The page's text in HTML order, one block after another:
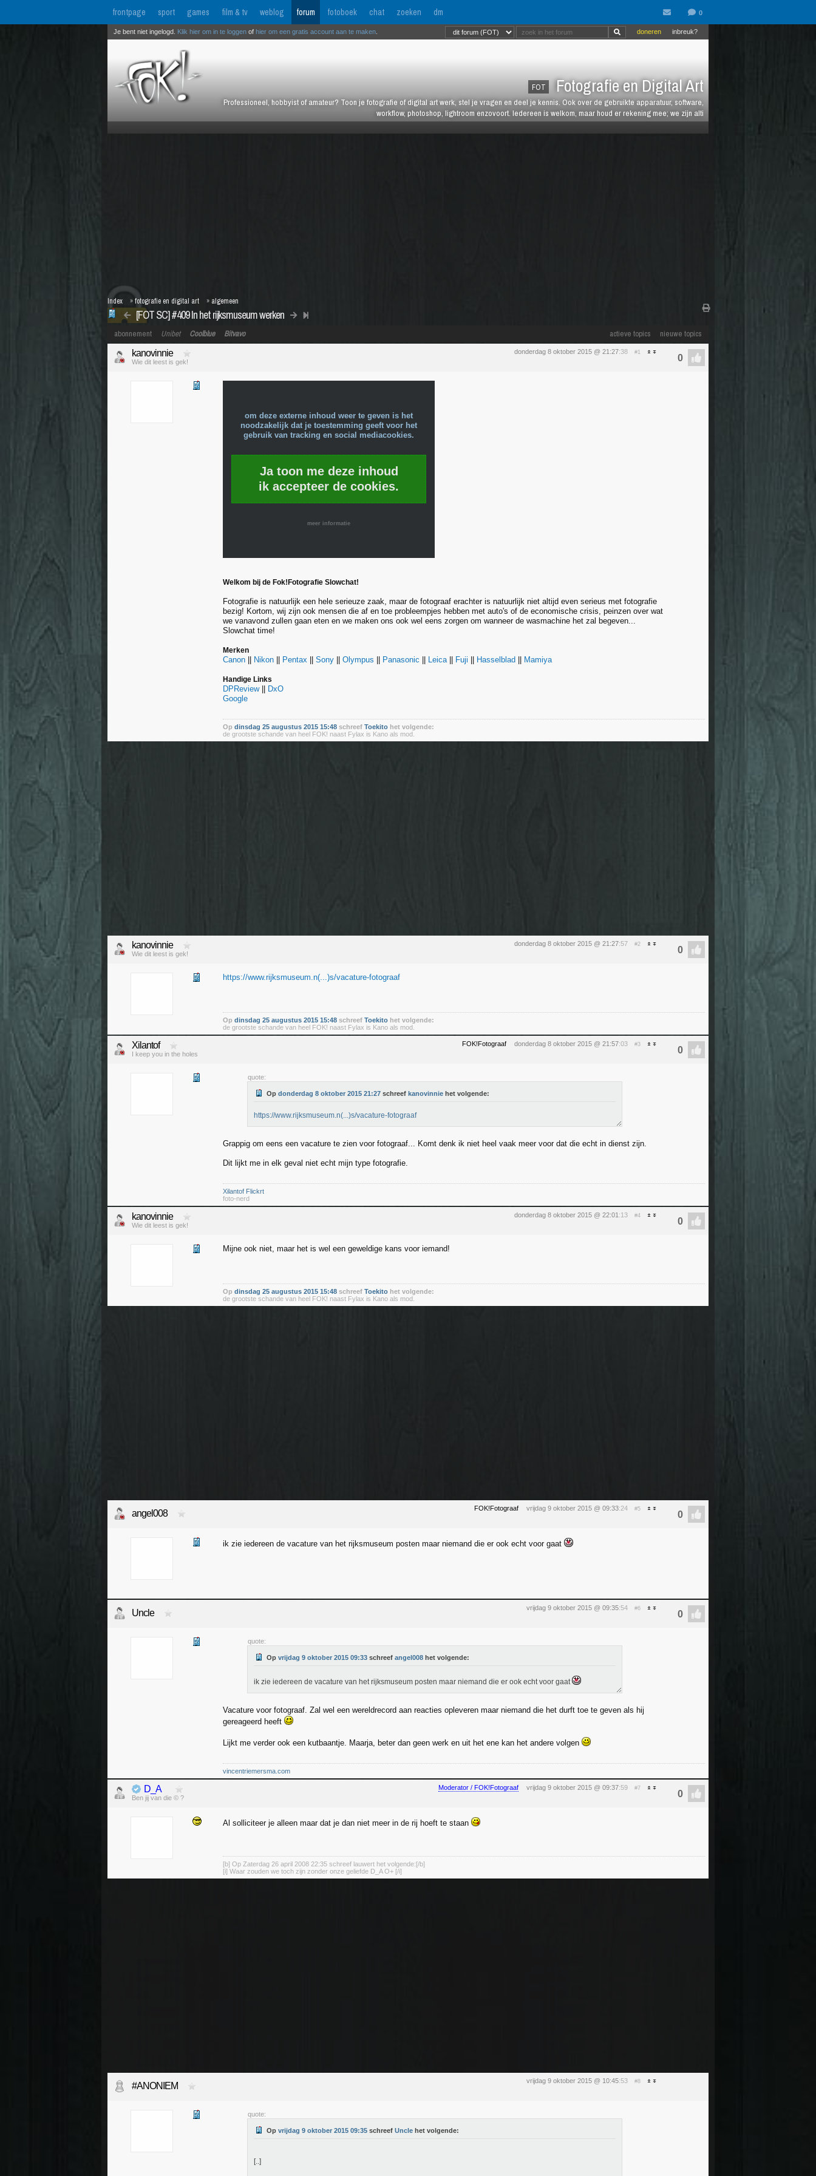
frontpage sport games film & tv weblog forum fotoboek chat zoeken dm
FOT Fotografie en Digital Art
Professioneel, hobbyist of amateur? Toon je fotografie of digital art werk, stel je vragen en deel je kennis. Ook over de gebruikte apparatuur, software,
workflow, photoshop, lightroom enzovoort. Iedereen is welkom, maar houd er rekening mee; we zijn alti
inbreuk?
doneren
Je bent niet ingelogd. Klik hier om in te loggen of hier om een gratis account aan te maken
[FOT SC] #409 In het rijksmuseum werken
Index »fotografie en digital art » algemeen
actieve topics nieuwe topics
abonnement Unibet Coolblue Bitvavo
donderdag 8 oktober 2015 @ 21:27:38 #1
kanovinnie
Wie dit leest is gek!
om deze externe inhoud weer te geven is het
noodzakelijk dat je toestemming geeft voor het
gebruik van tracking en social mediacookies.
Ja toon me deze inhoud
ik accepteer de cookies.
meer informatie
Welkom bij de Fok!Fotografie Slowchat!
Fotografie is natuurlijk een hele serieuze zaak, maar de fotograaf erachter is natuurlijk niet altijd even serieus met fotografie
bezig! Kortom, wij zijn ook mensen die af en toe probleempjes hebben met auto's of de economische crisis, peinzen over wat
we vanavond zullen gaan eten en we maken ons ook wel eens zorgen om wanneer de wasmachine het zal begeven...
Slowchat time!
Merken
Canon Nikon Pentax Sony Olympus Panasonic Leica|| Fuji Hasselblad Mamiya
Handige Links
DPReview||
DxO
Google
Op dinsdag 25 augustus 2015 15:48 schreef Toekito het volgende:
de grootste schande van heel FOK! naast Fylax is Kano als mod.
donderdag 8 oktober 2015 @ 21:27:57 #2
kanovinnie
Wie dit leest is gek!
https://www.rijksmuseum.n(...)s/vacature-fotograaf
Op dinsdag 25 augustus 2015 15:48 schreef Toekito het volgende:
de grootste schande van heel FOK! naast Fylax is Kano als mod.
FOK!Fotograaf donderdag 8 oktober 2015 @ 21:57:03 #3
Xilantof
I keep you in the holes
quote:
Op donderdag 8 oktober 2015 21:27 schreef kanovinnie het volgende:
https://www.rijksmuseum.n(...)s/vacature-fotograaf
Grappig om eens een vacature te zien voor fotograaf... Komt denk ik niet heel vaak meer voor dat die echt in dienst zijn.
Dit lijkt me in elk geval niet echt mijn type fotografie.
Xilantof Flickrt
foto-nerd
donderdag 8 oktober 2015 @ 22:01 :13 #4
kanovinnie
Wie dit leest is gek!
Mijne ook niet, maar het is wel een geweldige kans voor iemand!
Op dinsdag 25 augustus 2015 15:48 schreef Toekito het volgende:
de grootste schande van heel FOK! naast Fylax is Kano als mod.
FOK!Fotograaf vrijdag 9 oktober 2015 @ 09:33:24 #5
angel008
ik zie iedereen de vacature van het rijksmuseum posten maar niemand die er ook echt voor gaat
vrijdag 9 oktober 2015 @ 09:35:54 #6
Uncle
quote:
Op vrijdag 9 oktober 2015 09:33 schreef angel008 het volgende:
ik zie iedereen de vacature van het rijksmuseum posten maar niemand die er ook echt voor gaat
Vacature voor fotograaf. Zal wel een wereldrecord aan reacties opleveren maar niemand die het durft toe te geven als hij
gereageerd heeft
Lijkt me verder ook een kutbaantje. Maarja, beter dan geen werk en uit het ene kan het andere volgen
vincentriemersma.com
Moderator / FOK!Fotograaf vrijdag 9 oktober 2015 @ 09:37:59 #7
D_A
Ben jij van die © ?
Al solliciteer je alleen maar dat je dan niet meer in de rij hoeft te staan
[b] Op Zaterdag 26 april 2008 22:35 schreef lauwert het volgende:[/b]
[i] Waar zouden we toch zijn zonder onze geliefde D_A O+ [/i]
vrijdag 9 oktober 2015 @ 10:45:53 #8
#ANONIEM
quote:
Op vrijdag 9 oktober 2015 09:35 schreef Uncle het volgende:
[..]